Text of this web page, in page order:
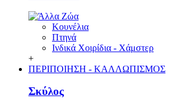
Κουνέλια
Πτηνά
Ινδικά Χοιρίδια - Χάμστερ
+
ΠΕΡΙΠΟΙΗΣΗ - ΚΑΛΛΩΠΙΣΜΟΣ
Σκύλος